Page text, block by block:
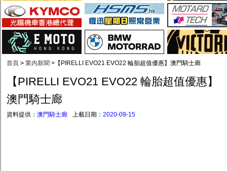
首頁 > 業內新聞 > 【PIRELLI EVO21 EVO22 輪胎超值優惠】澳門騎士廊
【PIRELLI EVO21 EVO22 輪胎超值優惠】
澳門騎士廊
資料提供： 澳門騎士廊 上載日期： 2020-09-15